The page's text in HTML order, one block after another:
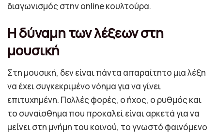
διαγωνισμός στην online κουλτούρα.
Η δύναμη των λέξεων στη
μουσική
Στη μουσική, δεν είναι πάντα απαραίτητο μια λέξη
να έχει συγκεκριμένο νόημα για να γίνει
επιτυχημένη. Πολλές φορές, ο ήχος, ο ρυθμός και
το συναίσθημα που προκαλεί είναι αρκετά για να
μείνει στη μνήμη του κοινού, το γνωστό φαινόμενο